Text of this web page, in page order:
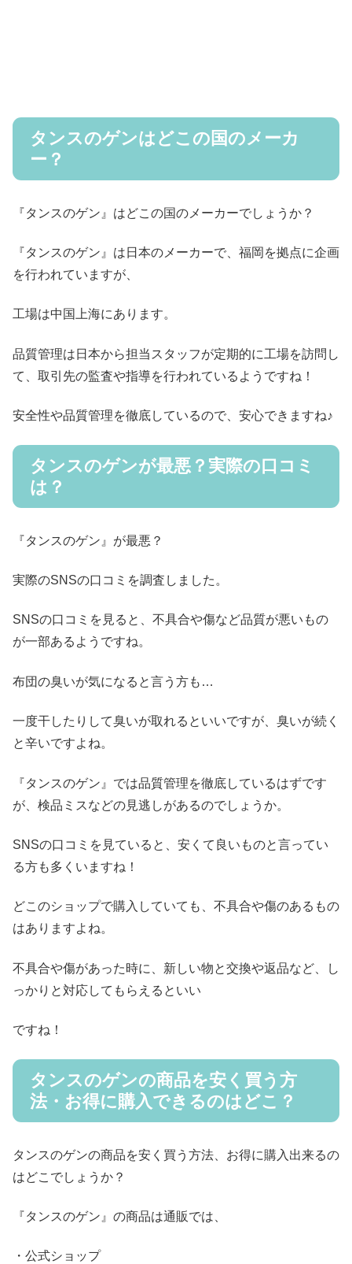
タンスのゲンはどこの国のメーカ
ー？
『タンスのゲン』はどこの国のメーカーでしょうか？
『タンスのゲン』は日本のメーカーで、福岡を拠点に企画
を行われていますが、
工場は中国上海にあります。
品質管理は日本から担当スタッフが定期的に工場を訪問し
て、取引先の監査や指導を行われているようですね！
安全性や品質管理を徹底しているので、安心できますね♪
タンスのゲンが最悪？実際の口コミ
は？
『タンスのゲン』が最悪？
実際のSNSの口コミを調査しました。
SNSの口コミを見ると、不具合や傷など品質が悪いもの
が一部あるようですね。
布団の臭いが気になると言う方も…
一度干したりして臭いが取れるといいですが、臭いが続く
と辛いですよね。
『タンスのゲン』では品質管理を徹底しているはずです
が、検品ミスなどの見逃しがあるのでしょうか。
SNSの口コミを見ていると、安くて良いものと言ってい
る方も多くいますね！
どこのショップで購入していても、不具合や傷のあるもの
はありますよね。
不具合や傷があった時に、新しい物と交換や返品など、し
っかりと対応してもらえるといい
ですね！
タンスのゲンの商品を安く買う方
法・お得に購入できるのはどこ？
タンスのゲンの商品を安く買う方法、お得に購入出来るの
はどこでしょうか？
『タンスのゲン』の商品は通販では、
・公式ショップ